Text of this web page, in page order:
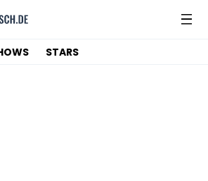
STARS